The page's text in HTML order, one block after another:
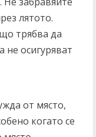
лятото.
трябва да
не осигуряват
от място,
когато се